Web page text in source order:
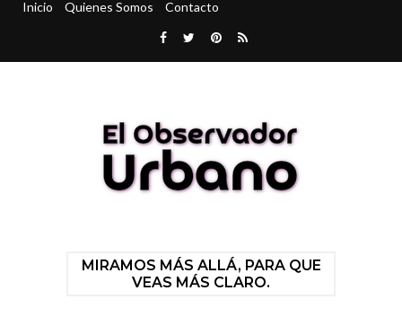
Inicio Quienes Somos Contacto
MIRAMOS MÁS ALLÁ, PARA QUE
VEAS MÁS CLARO.